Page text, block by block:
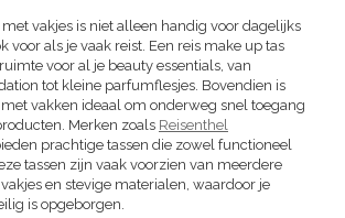
vakjes is niet alleen handig voor dagelijks
voor als je vaak reist. Een reis make up tas
voor al je beauty essentials, van
tot kleine parfumflesjes. Bovendien is
vakken ideaal om onderweg snel toegang
Merken zoals Reisenthel
prachtige tassen die zowel functioneel
tassen zijn vaak voorzien van meerdere
en stevige materialen, waardoor je
is opgeborgen.